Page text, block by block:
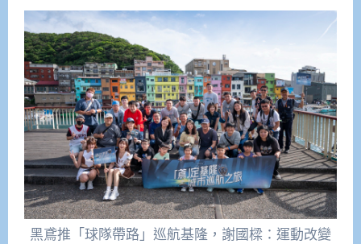
黑鳶推「球隊帶路」巡航基隆，謝國樑：運動改變